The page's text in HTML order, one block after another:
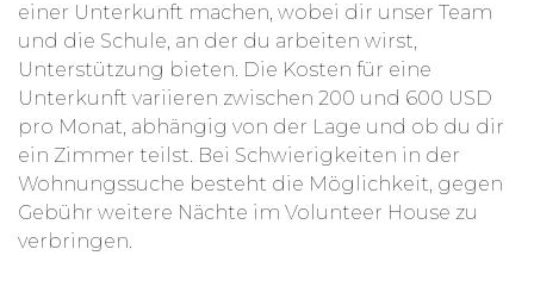
einer Unterkunft machen, wobei dir unser Team
und die Schule, an der du arbeiten wirst,
Unterstützung bieten. Die Kosten für eine
Unterkunft variieren zwischen 200 und 600 USD
pro Monat, abhängig von der Lage und ob du dir
ein Zimmer teilst. Bei Schwierigkeiten in der
Wohnungssuche besteht die Möglichkeit, gegen
Gebühr weitere Nächte im Volunteer House zu
verbringen.